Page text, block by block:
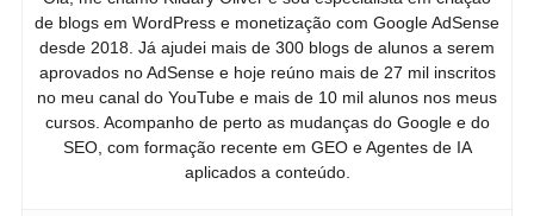
de blogs em WordPress e monetização com Google AdSense
desde 2018. Já ajudei mais de 300 blogs de alunos a serem
aprovados no AdSense e hoje reúno mais de 27 mil inscritos
no meu canal do YouTube e mais de 10 mil alunos nos meus
cursos. Acompanho de perto as mudanças do Google e do
SEO, com formação recente em GEO e Agentes de IA
aplicados a conteúdo.